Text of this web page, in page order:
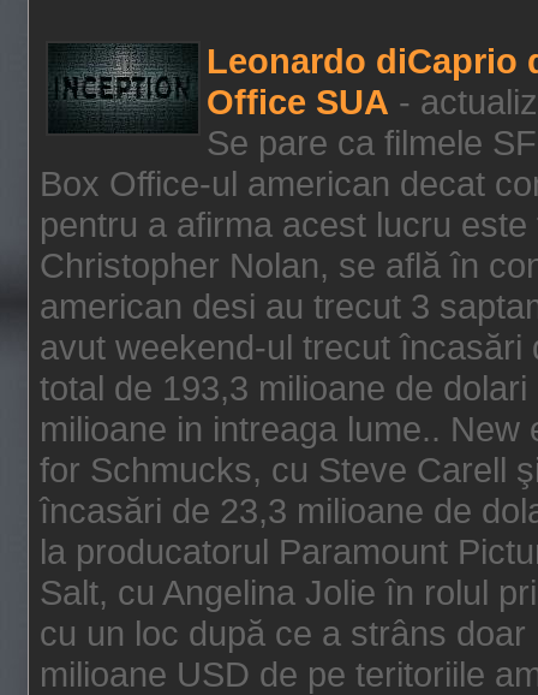
Leonardo diCaprio
Office SUA -
Se pare ca filmele
Box Office-ul american decat
pentru a afirma acest lucru
Christopher Nolan, se află în
american desi au trecut 3
avut weekend-ul trecut încasări
total de 193,3 milioane de
milioane in intreaga lume..
for Schmucks, cu Steve Carell
încasări de 23,3 milioane de
la producatorul Paramount
Salt, cu Angelina Jolie în rolul
cu un loc după ce a strâns
milioane USD de pe teritoriile